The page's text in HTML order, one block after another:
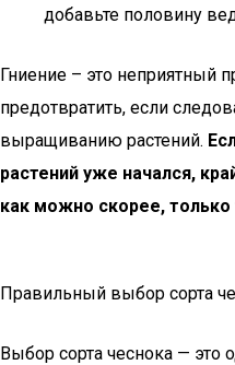
добавьте половину
Гниение – это неприятный
предотвратить, если
выращиванию растений.
растений уже начался,
как можно скорее,
Правильный выбор сорта
Выбор сорта чеснока —